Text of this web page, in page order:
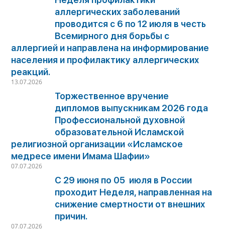
аллергических заболеваний
проводится с 6 по 12 июля в честь
Всемирного дня борьбы с
аллергией и направлена на информирование
населения и профилактику аллергических
реакций.
13.07.2026
Торжественное вручение
дипломов выпускникам 2026 года
Профессиональной духовной
образовательной Исламской
религиозной организации «Исламское
медресе имени Имама Шафии»
07.07.2026
С 29 июня по 05 июля в России
проходит Неделя, направленная на
снижение смертности от внешних
причин.
07.07.2026